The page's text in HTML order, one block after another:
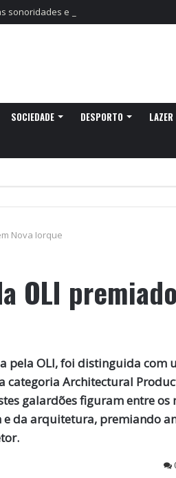
sonoridades e criação artística marcam
SOCIEDADE DESPORTO LAZER
Nova Iorque
OLI
pela OLI, foi distinguida com
categoria Architectural
galardões figuram entre os
da arquitetura, premiando